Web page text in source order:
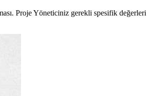
Proje Yöneticiniz gerekli spesifik değerleri